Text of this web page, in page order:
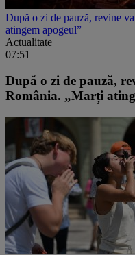
După o zi de pauză, revine
atingem apogeul”
Actualitate
07:51
După o zi de pauză,
România. „Marți